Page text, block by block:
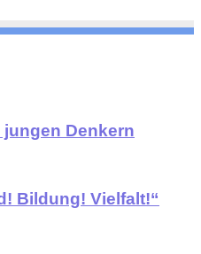
Denkern
Bildung! Vielfalt!“